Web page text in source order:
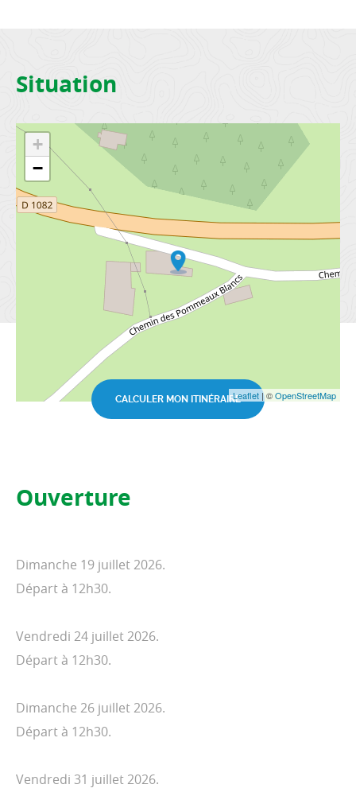
Situation
+
−
Leaflet | ©OpenStreetMap
CALCULER MON ITINÉRAIRE
Ouverture
Dimanche 19 juillet 2026.
Départ à 12h30.
Vendredi 24 juillet 2026.
Départ à 12h30.
Dimanche 26 juillet 2026.
Départ à 12h30.
Vendredi 31 juillet 2026.